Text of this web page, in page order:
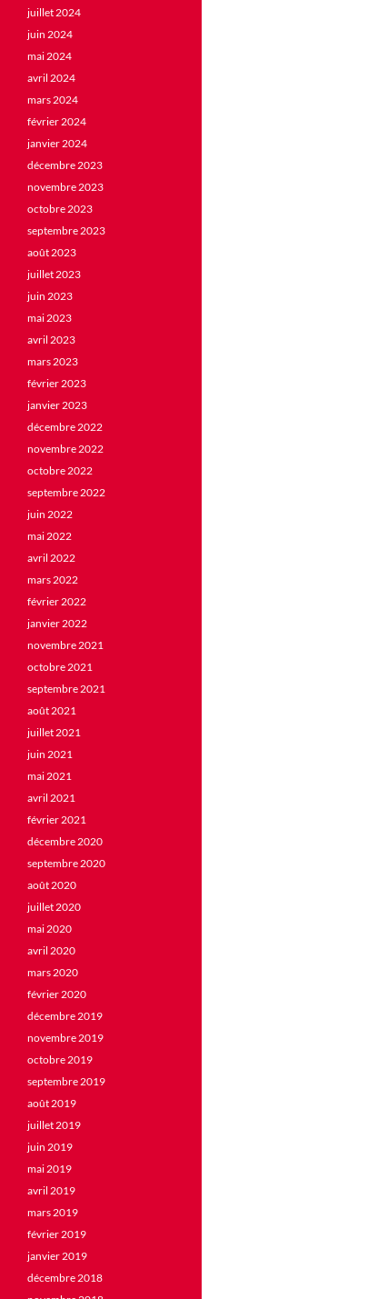
juillet 2024
juin 2024
mai 2024
avril 2024
mars 2024
février 2024
janvier 2024
décembre 2023
novembre 2023
octobre 2023
septembre 2023
août 2023
juillet 2023
juin 2023
mai 2023
avril 2023
mars 2023
février 2023
janvier 2023
décembre 2022
novembre 2022
octobre 2022
septembre 2022
juin 2022
mai 2022
avril 2022
mars 2022
février 2022
janvier 2022
novembre 2021
octobre 2021
septembre 2021
août 2021
juillet 2021
juin 2021
mai 2021
avril 2021
février 2021
décembre 2020
septembre 2020
août 2020
juillet 2020
mai 2020
avril 2020
mars 2020
février 2020
décembre 2019
novembre 2019
octobre 2019
septembre 2019
août 2019
juillet 2019
juin 2019
mai 2019
avril 2019
mars 2019
février 2019
janvier 2019
décembre 2018